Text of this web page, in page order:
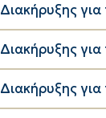
για
για
για